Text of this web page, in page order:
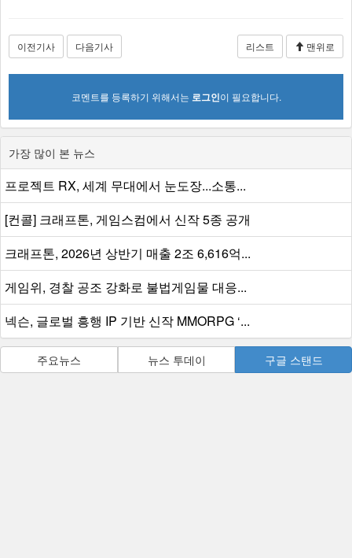
이전기사 다음기사 리스트 맨위로
코멘트를 등록하기 위해서는 로그인이 필요합니다.
가장 많이 본 뉴스
프로젝트 RX, 세계 무대에서 눈도장...소통...
[컨콜] 크래프톤, 게임스컴에서 신작 5종 공개
크래프톤, 2026년 상반기 매출 2조 6,616억...
게임위, 경찰 공조 강화로 불법게임물 대응...
넥슨, 글로벌 흥행 IP 기반 신작 MMORPG ‘...
주요뉴스 뉴스 투데이 구글 스탠드